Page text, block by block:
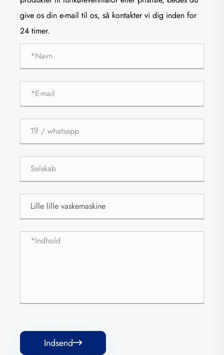
give os din e-mail til os, så kontakter vi dig inden for
24 timer.
Indsend